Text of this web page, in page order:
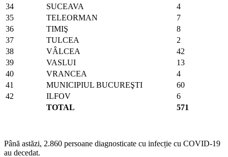
34
SUCEAVA
4
35
TELEORMAN
7
36
TIMIŞ
8
37
TULCEA
2
38
VÂLCEA
42
39
VASLUI
13
40
VRANCEA
4
41
MUNICIPIUL BUCUREŞTI
60
42
ILFOV
6
TOTAL
571
Până astăzi, 2.860 persoane diagnosticate cu infecție cu COVID-19
au decedat.